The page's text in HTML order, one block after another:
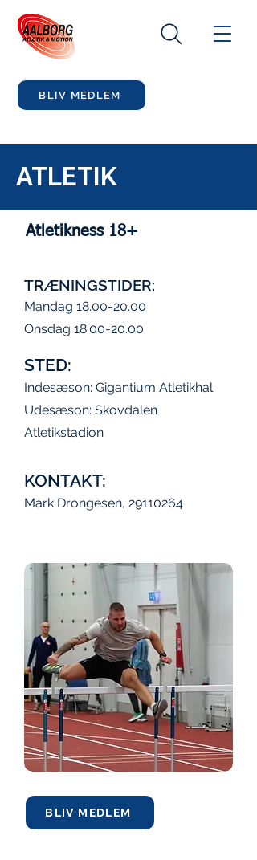
BLIV MEDLEM
ATLETIK
Atletikness 18+
TRÆNINGSTIDER:
Mandag 18.00-20.00
Onsdag 18.00-20.00
STED:
Indesæson: Gigantium Atletikhal
Udesæson: Skovdalen
Atletikstadion
KONTAKT:
Mark Drongesen, 29110264
BLIV MEDLEM